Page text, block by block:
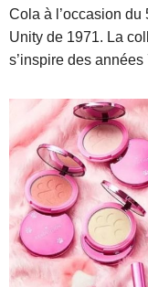
Cola à l’occasion
Unity de 1971. La
s’inspire des